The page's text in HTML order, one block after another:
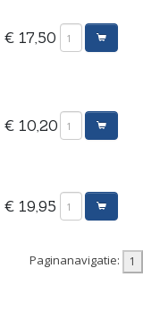
€ 17,50
€ 10,20
€ 19,95
Paginanavigatie: